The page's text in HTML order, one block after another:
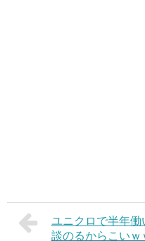
ユニクロで半年
談のるからこいｗ